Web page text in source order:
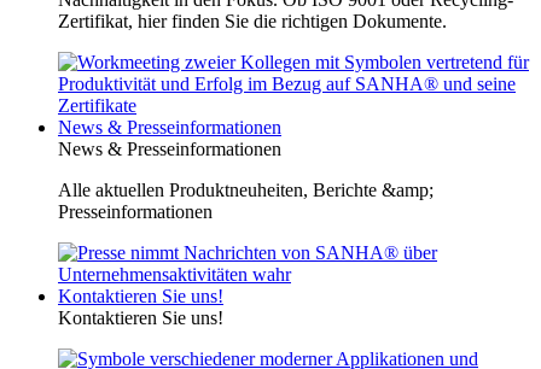
Zertifikat, hier finden Sie die richtigen Dokumente.
News & Presseinformationen
News & Presseinformationen
Alle aktuellen Produktneuheiten, Berichte &amp;
Presseinformationen
Kontaktieren Sie uns!
Kontaktieren Sie uns!